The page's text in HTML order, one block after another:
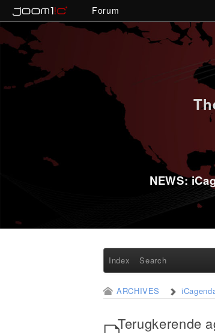
Forum
NEWS:
Index Search
ARCHIVES
Terugkerende